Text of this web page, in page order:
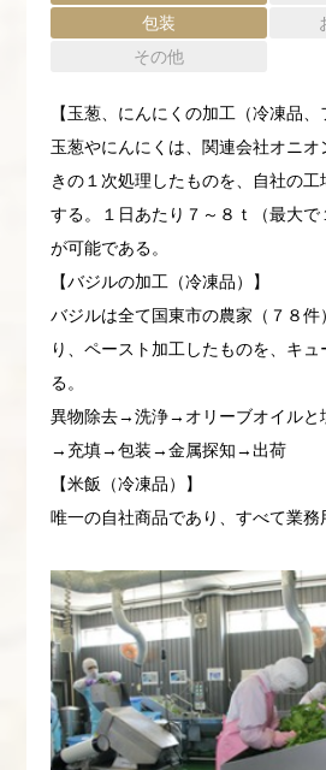
包装
その他
【玉葱、にんにくの加工（冷凍品、
玉葱やにんにくは、関連会社オニ
きの１次処理したものを、自社の
する。１日あたり７～８ｔ（最大で
が可能である。
【バジルの加工（冷凍品）】
バジルは全て国東市の農家（７８件
り、ペースト加工したものを、キ
る。
異物除去→洗浄→オリーブオイルと
→充填→包装→金属探知→出荷
【米飯（冷凍品）】
唯一の自社商品であり、すべて業務